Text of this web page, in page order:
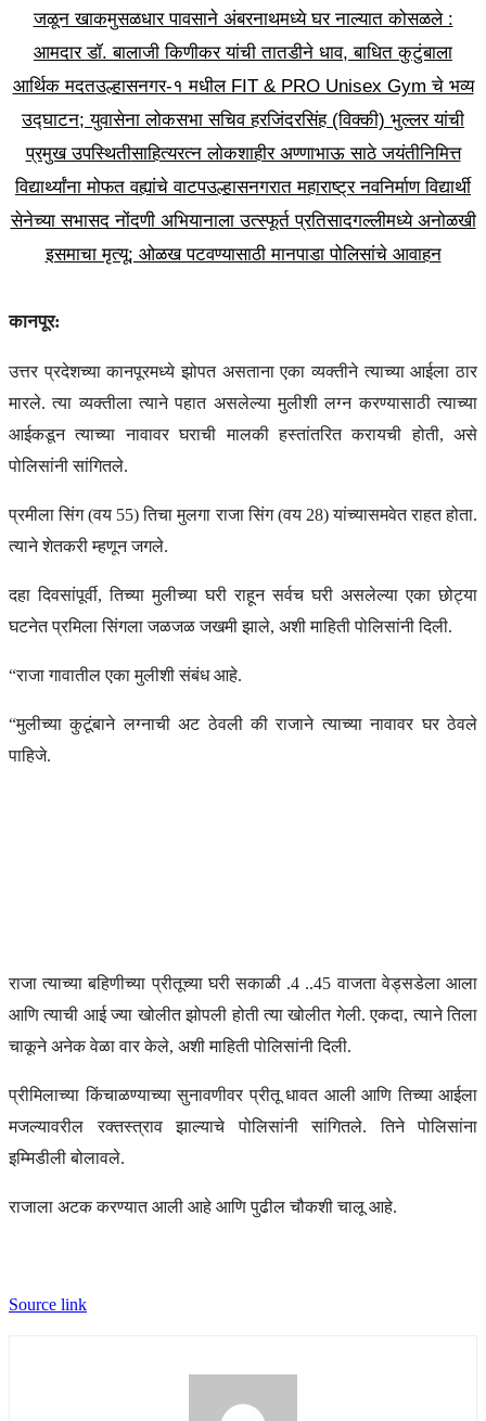
जळून खाकमुसळधार पावसाने अंबरनाथमध्ये घर नाल्यात कोसळले :
आमदार डॉ. बालाजी किणीकर यांची तातडीने धाव, बाधित कुटुंबाला
आर्थिक मदतउल्हासनगर-१ मधील FIT & PRO Unisex Gym चे भव्य
उद्घाटन; युवासेना लोकसभा सचिव हरजिंदरसिंह (विक्की) भुल्लर यांची
प्रमुख उपस्थितीसाहित्यरत्न लोकशाहीर अण्णाभाऊ साठे जयंतीनिमित्त
विद्यार्थ्यांना मोफत वह्यांचे वाटपउल्हासनगरात महाराष्ट्र नवनिर्माण विद्यार्थी
सेनेच्या सभासद नोंदणी अभियानाला उत्स्फूर्त प्रतिसादगल्लीमध्ये अनोळखी
इसमाचा मृत्यू; ओळख पटवण्यासाठी मानपाडा पोलिसांचे आवाहन
कानपूर:
उत्तर प्रदेशच्या कानपूरमध्ये झोपत असताना एका व्यक्तीने त्याच्या आईला ठार
मारले. त्या व्यक्तीला त्याने पहात असलेल्या मुलीशी लग्न करण्यासाठी त्याच्या
आईकडून त्याच्या नावावर घराची मालकी हस्तांतरित करायची होती, असे
पोलिसांनी सांगितले.
प्रमीला सिंग (वय 55) तिचा मुलगा राजा सिंग (वय 28) यांच्यासमवेत राहत होता.
त्याने शेतकरी म्हणून जगले.
दहा दिवसांपूर्वी, तिच्या मुलीच्या घरी राहून सर्वच घरी असलेल्या एका छोट्या
घटनेत प्रमिला सिंगला जळजळ जखमी झाले, अशी माहिती पोलिसांनी दिली.
“राजा गावातील एका मुलीशी संबंध आहे.
“मुलीच्या कुटूंबाने लग्नाची अट ठेवली की राजाने त्याच्या नावावर घर ठेवले
पाहिजे.
राजा त्याच्या बहिणीच्या प्रीतूच्या घरी सकाळी .4 ..45 वाजता वेड्सडेला आला
आणि त्याची आई ज्या खोलीत झोपली होती त्या खोलीत गेली. एकदा, त्याने तिला
चाकूने अनेक वेळा वार केले, अशी माहिती पोलिसांनी दिली.
प्रीमिलाच्या किंचाळण्याच्या सुनावणीवर प्रीतू धावत आली आणि तिच्या आईला
मजल्यावरील रक्तस्त्राव झाल्याचे पोलिसांनी सांगितले. तिने पोलिसांना
इम्मिडीली बोलावले.
राजाला अटक करण्यात आली आहे आणि पुढील चौकशी चालू आहे.
Source link